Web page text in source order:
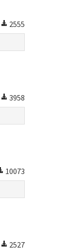
2555
3958
10073
2527